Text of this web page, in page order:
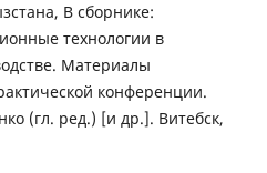
В сборнике:
технологии в
Материалы
конференции.
(гл. ред.) [и др.]. Витебск,